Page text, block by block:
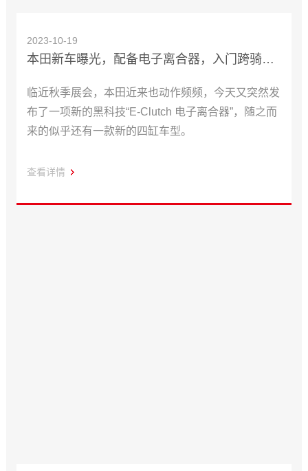
2023-10-19
本田新车曝光，配备电子离合器，入门跨骑也不用捏离合了
临近秋季展会，本田近来也动作频频，今天又突然发
布了一项新的黑科技“E-Clutch 电子离合器”，随之而
来的似乎还有一款新的四缸车型。
查看详情